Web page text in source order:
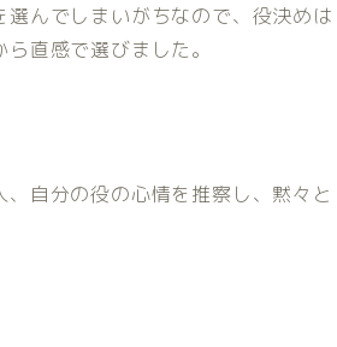
んでしまいがちなので、役決めは
直感で選びました。
自分の役の心情を推察し、黙々と